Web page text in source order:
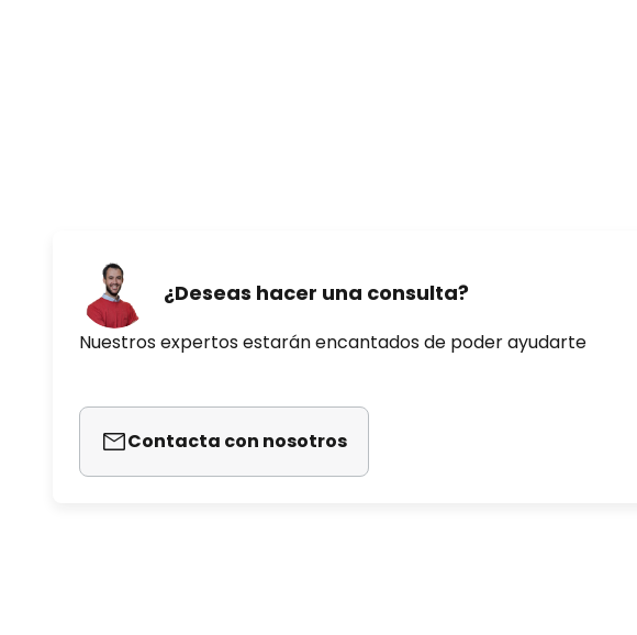
- Potencia luminosa de hasta 7200 lm y color de
de forma continua desde blanco cálido (2700 K)
- Se incluye el control remoto ya programado
¿Deseas hacer una consulta?
Nuestros expertos estarán encantados de poder ayudarte
Contacta con nosotros